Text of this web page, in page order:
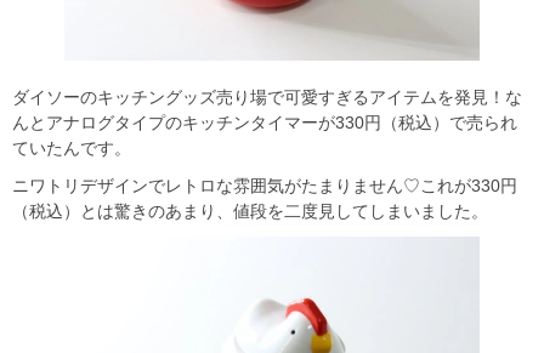
ダイソーのキッチングッズ売り場で可愛すぎるアイテムを発見！な
んとアナログタイプのキッチンタイマーが330円（税込）で売られ
ていたんです。
ニワトリデザインでレトロな雰囲気がたまりません♡これが330円
（税込）とは驚きのあまり、値段を二度見してしまいました。